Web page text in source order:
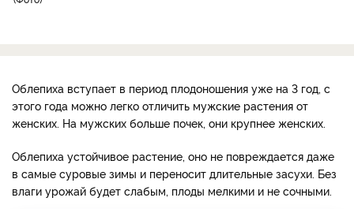
Облепиха вступает в период плодоношения уже на 3 год, с
этого года можно легко отличить мужские растения от
женских. На мужских больше почек, они крупнее женских.
Облепиха устойчивое растение, оно не повреждается даже
в самые суровые зимы и переносит длительные засухи. Без
влаги урожай будет слабым, плоды мелкими и не сочными.